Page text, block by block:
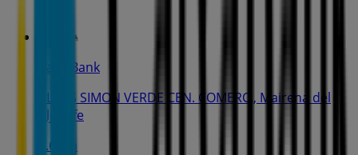
CaixaBank
ALTOS SIMON VERDE CEN. COMERC., Mairena del
Aljarafe
2.6 km